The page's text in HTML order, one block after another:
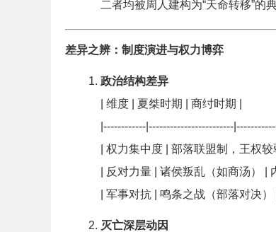
二者均被周人建构为“天命转移”的
差异之辨：制度演进与权力博弈
政治结构差异
| 维度 | 夏桀时期 | 商纣时期 |
|------------|------------------------
| 权力集中度 | 部落联盟制，王权
| 反对力量 | 诸侯叛乱（如商汤） |
| 军事对抗 | 鸣条之战（部落对决
灭亡深层动因